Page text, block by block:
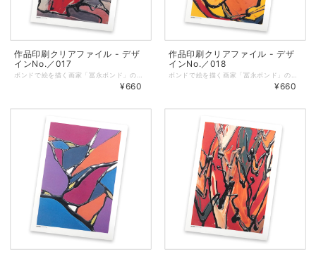
作品印刷クリアファイル - デザ
インNo.／017
¥660
作品印刷クリアファイル - デザ
インNo.／018
¥660